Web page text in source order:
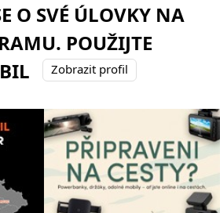
O SVÉ ÚLOVKY NA
POUŽIJTE
Zobrazit profil